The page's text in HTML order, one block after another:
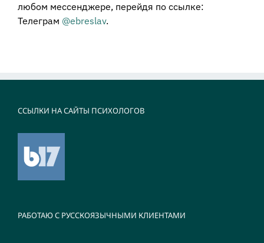
любом мессенджере, перейдя по ссылке:
Телеграм @ebreslav.
ССЫЛКИ НА САЙТЫ ПСИХОЛОГОВ
РАБОТАЮ С РУССКОЯЗЫЧНЫМИ КЛИЕНТАМИ